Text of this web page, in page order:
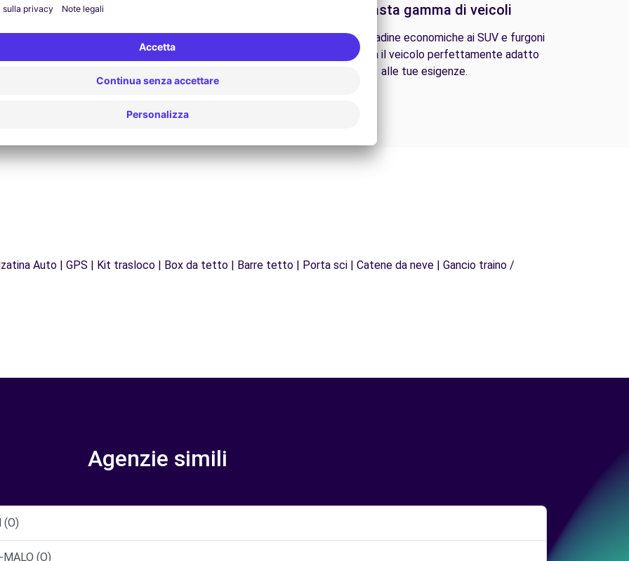
Problemi sulla strada? Il nostro servizio di
supporto è disponibile in qualsiasi momento per
Una vasta gamma di veicoli
Dalle auto cittadine economiche ai SUV e furgoni
familiari, trova il veicolo perfettamente adatto
alle tue esigenze.
Auto | GPS | Kit trasloco | Box da tetto | Barre tetto | Porta sci | Catene da neve | Gancio traino /
Agenzie simili
(O)
(O)